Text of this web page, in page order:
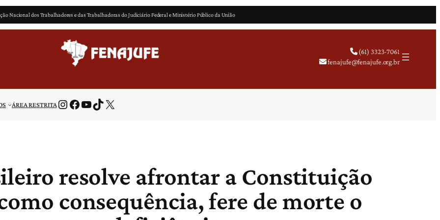
Nacional dos Trabalhadores e das Trabalhadoras do Judiciário Federal e Ministério Público da União
(61) 3323-7061
fenajufe@fenajufe.org.br
ÁREA RESTRITAInstagram Facebook Youtube TikTok X
resolve afrontar a Constituição
consequência, fere de morte o